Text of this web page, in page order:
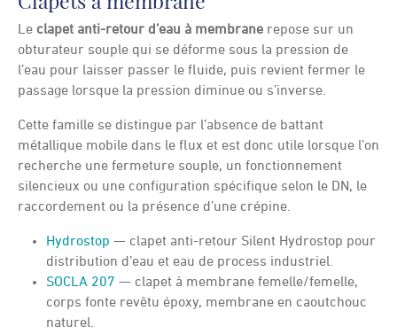
Le clapet anti-retour d’eau à membrane repose sur un
obturateur souple qui se déforme sous la pression de
l’eau pour laisser passer le fluide, puis revient fermer le
passage lorsque la pression diminue ou s’inverse.
Cette famille se distingue par l’absence de battant
métallique mobile dans le flux et est donc utile lorsque l’on
recherche une fermeture souple, un fonctionnement
silencieux ou une configuration spécifique selon le DN, le
raccordement ou la présence d’une crépine.
Hydrostop — clapet anti-retour Silent Hydrostop pour
distribution d’eau et eau de process industriel.
SOCLA 207 — clapet à membrane femelle/femelle,
corps fonte revêtu époxy, membrane en caoutchouc
naturel.